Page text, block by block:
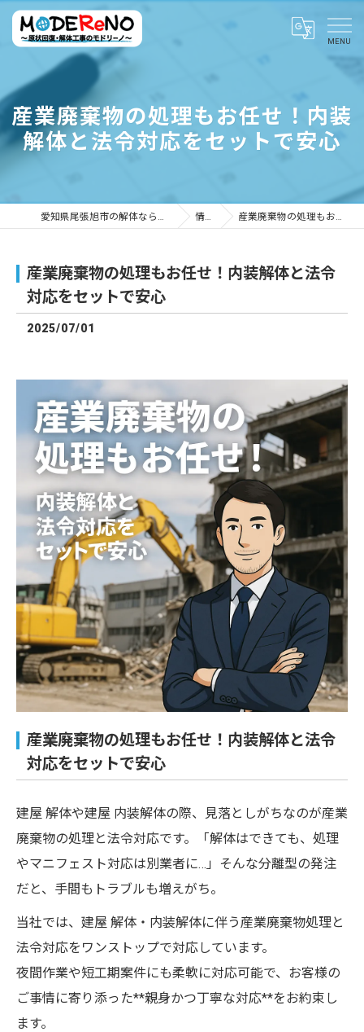
産業廃棄物の処理もお任せ！内装
解体と法令対応をセットで安心
愛知県尾張旭市の解体ならMODEReNO ～原状回復・解体工事のモドリーノ～ 情報ブログ 産業廃棄物の処理もお任せ！内装解体と法令対応をセットで安心
産業廃棄物の処理もお任せ！内装解体と法令
対応をセットで安心
2025/07/01
産業廃棄物の処理もお任せ！内装解体と法令
対応をセットで安心
建屋 解体や建屋 内装解体の際、見落としがちなのが産業
廃棄物の処理と法令対応です。「解体はできても、処理
やマニフェスト対応は別業者に…」そんな分離型の発注
だと、手間もトラブルも増えがち。
当社では、建屋 解体・内装解体に伴う産業廃棄物処理と
法令対応をワンストップで対応しています。
夜間作業や短工期案件にも柔軟に対応可能で、お客様の
ご事情に寄り添った**親身かつ丁寧な対応**をお約束し
ます。